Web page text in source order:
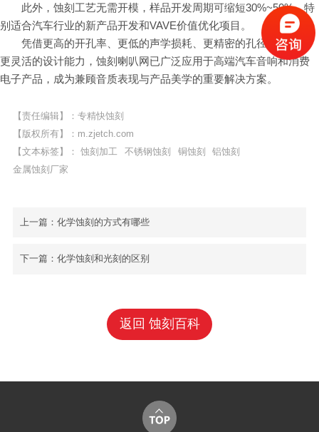
此外，蚀刻工艺无需开模，样品开发周期可缩短30%~50%，特
别适合汽车行业的新产品开发和VAVE价值优化项目。
凭借更高的开孔率、更低的声学损耗、更精密的孔径控制以及
更灵活的设计能力，蚀刻喇叭网已广泛应用于高端汽车音响和消费
电子产品，成为兼顾音质表现与产品美学的重要解决方案。
【责任编辑】：专精快蚀刻
【版权所有】： m.zjetch.com
【文本标签】： 蚀刻加工 不锈钢蚀刻 铜蚀刻
铝蚀刻
金属蚀刻厂家
上一篇：化学蚀刻的方式有哪些
下一篇：化学蚀刻和光刻的区别
返回 蚀刻百科